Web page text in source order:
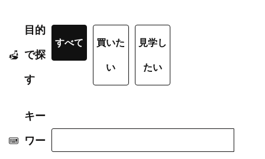
目的
で探
す
すべて 買いた
い
見学し
たい
キー
ワー